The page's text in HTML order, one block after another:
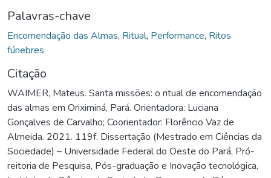
Palavras-chave
Encomendação das Almas, Ritual, Performance, Ritos
fúnebres
Citação
WAIMER, Mateus. Santa missões: o ritual de encomendação
das almas em Oriximiná, Pará. Orientadora: Luciana
Gonçalves de Carvalho; Coorientador: Florêncio Vaz de
Almeida. 2021. 119f. Dissertação (Mestrado em Ciências da
Sociedade) – Universidade Federal do Oeste do Pará, Pró-
reitoria de Pesquisa, Pós-graduação e Inovação tecnológica,